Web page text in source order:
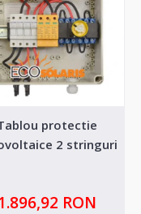
protectie
2 stringuri
RON